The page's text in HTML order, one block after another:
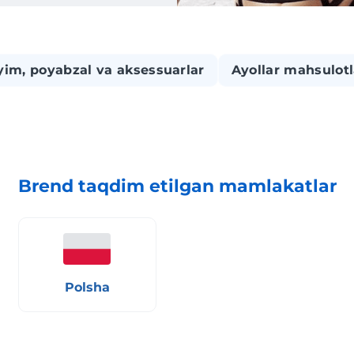
poyabzal va aksessuarlar Ayollar
Brend taqdim etilgan mamlakatlar
Polsha